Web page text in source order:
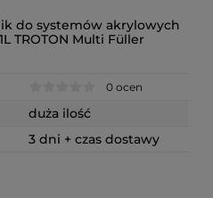
do systemów akrylowych
TROTON Multi Füller
0 ocen
duża ilość
3 dni + czas dostawy